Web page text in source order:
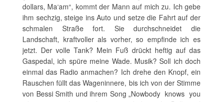
dollars, Ma‘am“, kommt der Mann auf mich zu. Ich gebe
ihm sechzig, steige ins Auto und setze die Fahrt auf der
schmalen Straße fort. Sie durchschneidet die
Landschaft, kraftvoller als vorher, so empfinde ich es
jetzt. Der volle Tank? Mein Fuß drückt heftig auf das
Gaspedal, ich spüre meine Wade. Musik? Soll ich doch
einmal das Radio anmachen? Ich drehe den Knopf, ein
Rauschen füllt das Wageninnere, bis ich von der Stimme
von Bessi Smith und ihrem Song „Nowbody knows you